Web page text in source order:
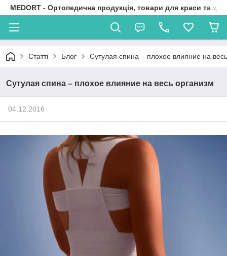
MEDORT - Ортопедична продукція, товари для краси та
Статті Блог Сутулая спина – плохое влияние на
Сутулая спина – плохое влияние на весь организм
04.12.2016